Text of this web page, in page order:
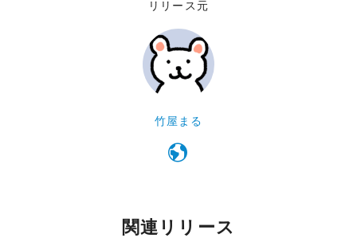
リリース元
竹屋まる
関連リリース